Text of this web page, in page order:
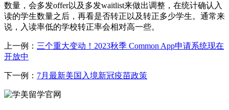
数量，会多发offer以及多发waitlist来做出调整，在统计确认入
读的学生数量之后，再看是否转正以及转正多少学生。通常来
说，入读率低的学校转正率会相对高一些。
上一例： 三个重大变动！2023秋季 Common App申请系统现在
开放中
下一例： 7月最新美国入境新冠疫苗政策